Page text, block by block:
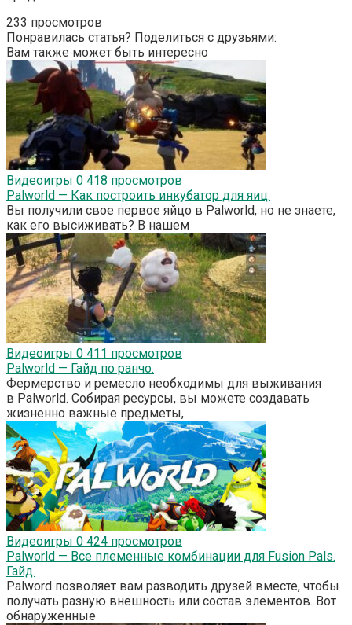
233 просмотров
Понравилась статья? Поделиться с друзьями:
Вам также может быть интересно
Видеоигры 0 418 просмотров
Palworld — Как построить инкубатор для яиц.
Вы получили свое первое яйцо в Palworld, но не знаете,
как его высиживать? В нашем
Видеоигры 0 411 просмотров
Palworld — Гайд по ранчо.
Фермерство и ремесло необходимы для выживания
в Palworld. Собирая ресурсы, вы можете создавать
жизненно важные предметы,
Видеоигры 0 424 просмотров
Palworld — Все племенные комбинации для Fusion Pals.
Гайд.
Palword позволяет вам разводить друзей вместе, чтобы
получать разную внешность или состав элементов. Вот
обнаруженные